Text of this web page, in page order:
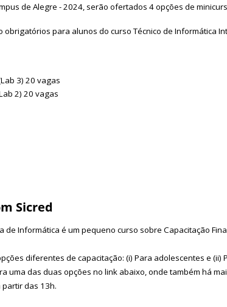
de Alegre - 2024, serão ofertados 4 opções de
para alunos do curso Técnico de Informática
3) 20 vagas
2) 20 vagas
Sicred
de Informática é um pequeno curso sobre Capacitação
diferentes de capacitação: (i) Para adolescentes e (ii)
uma das duas opções no link abaixo, onde também há
das 13h.